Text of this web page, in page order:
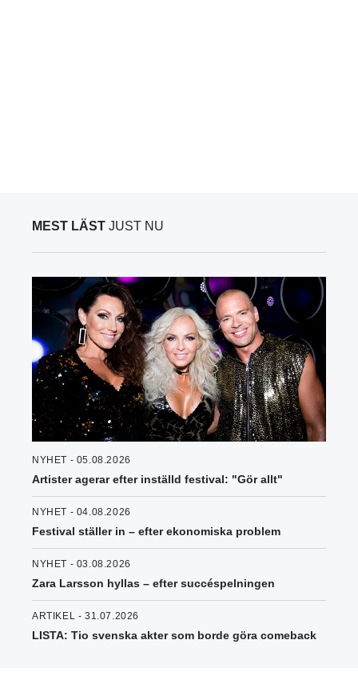
MEST LÄST JUST NU
NYHET - 05.08.2026
Artister agerar efter inställd festival: "Gör allt"
NYHET - 04.08.2026
Festival ställer in – efter ekonomiska problem
NYHET - 03.08.2026
Zara Larsson hyllas – efter succéspelningen
ARTIKEL - 31.07.2026
LISTA: Tio svenska akter som borde göra comeback